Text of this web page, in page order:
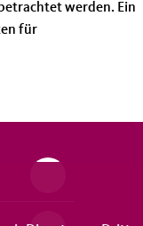
werden. Ein
für